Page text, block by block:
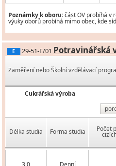
Poznámky k oboru:část OV probíhá v
výuky oborů probíhá mimo obec, kde
E 29-51-E/01 Potravinářská
Zaměření nebo Školní vzdělávací
Cukrářská výroba
Délka studia Forma studia Počet